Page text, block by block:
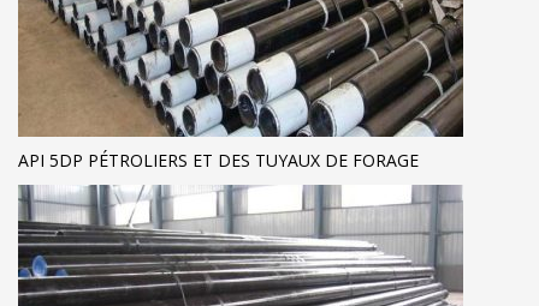
API 5DP PÉTROLIERS ET DES TUYAUX DE FORAGE